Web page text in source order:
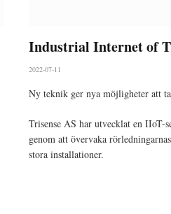
Industrial Internet of
2022-07-11
Ny teknik ger nya möjligheter att
Trisense AS har utvecklat en IIoT-
genom att övervaka
stora installationer.